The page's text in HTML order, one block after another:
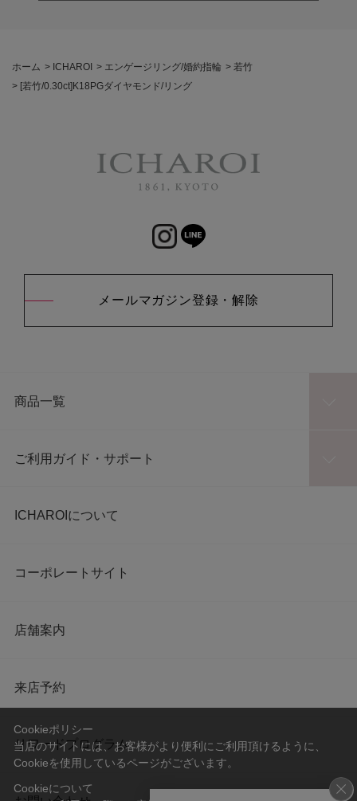
ホーム > ICHAROI > エンゲージリング/婚約指輪 > 若竹
> [若竹/0.30ct]K18PGダイヤモンド/リング
メールマガジン登録・解除
商品一覧
ご利用ガイド・サポート
ICHAROIについて
コーポレートサイト
店舗案内
来店予約
リワードプログラム
Cookieポリシー
当店のサイトには、お客様がより便利にご利用頂けるように、
Cookieを使用しているページがございます。
Cookieについて